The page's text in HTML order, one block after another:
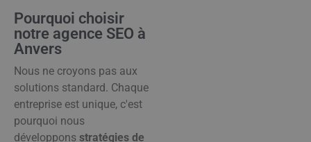
Pourquoi choisir
notre agence SEO à
Anvers
Nous ne croyons pas aux
solutions standard. Chaque
entreprise est unique, c'est
pourquoi nous
développons stratégies de